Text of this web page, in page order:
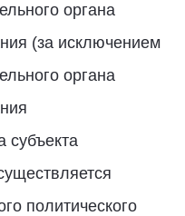
органа
(за исключением
органа
субъекта
политического